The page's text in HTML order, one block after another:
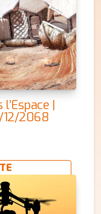
|
12/2068